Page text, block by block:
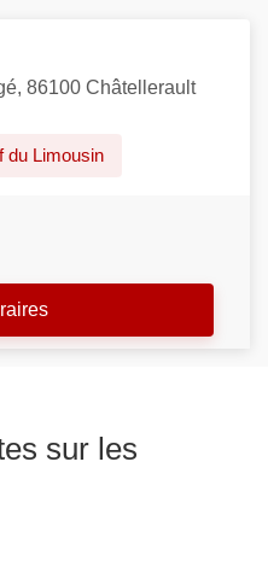
86100 Châtellerault
du Limousin
sur les